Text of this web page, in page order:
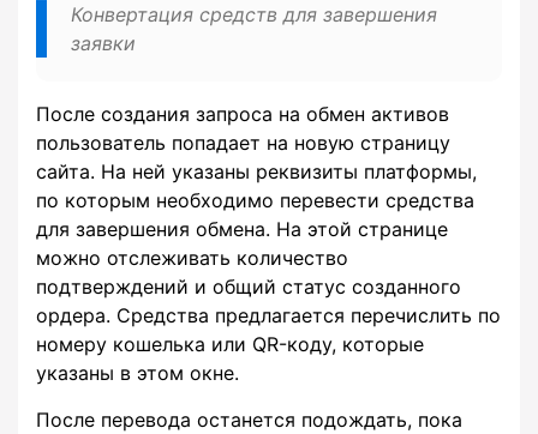
Конвертация средств для завершения
заявки
После создания запроса на обмен активов
пользователь попадает на новую страницу
сайта. На ней указаны реквизиты платформы,
по которым необходимо перевести средства
для завершения обмена. На этой странице
можно отслеживать количество
подтверждений и общий статус созданного
ордера. Средства предлагается перечислить по
номеру кошелька или QR-коду, которые
указаны в этом окне.
После перевода останется подождать, пока